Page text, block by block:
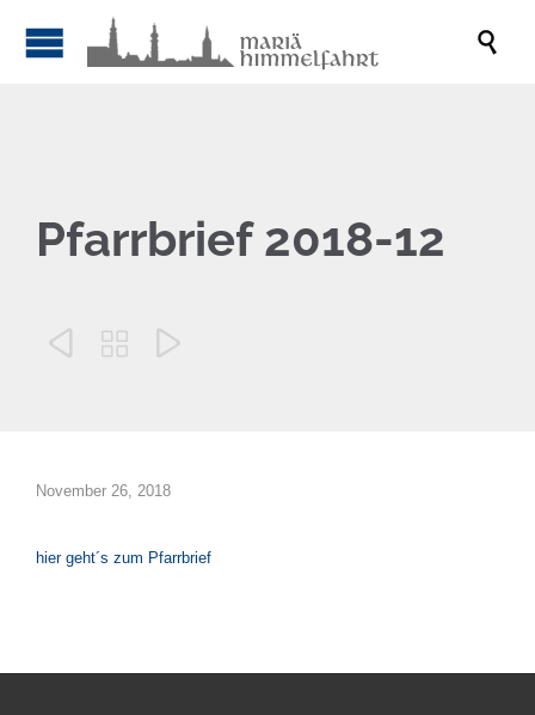

Pfarrbrief 2018-12
  
November 26, 2018
hier geht´s zum Pfarrbrief